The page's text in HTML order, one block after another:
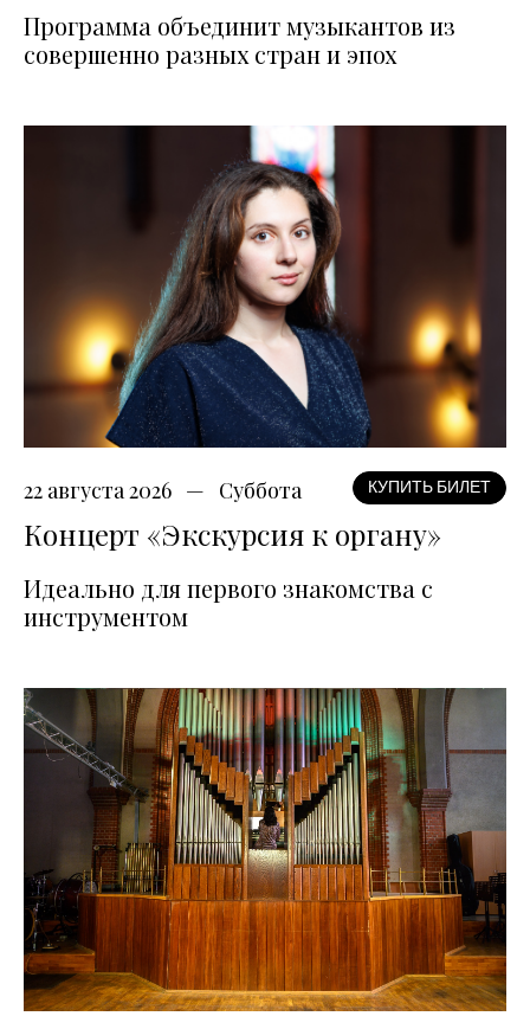
Программа объединит музыкантов из
совершенно разных стран и эпох
22 августа 2026 Суббота КУПИТЬ БИЛЕТ
Концерт «Экскурсия к органу»
Идеально для первого знакомства с
инструментом